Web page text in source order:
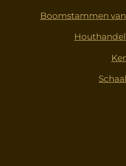
Boomstammen